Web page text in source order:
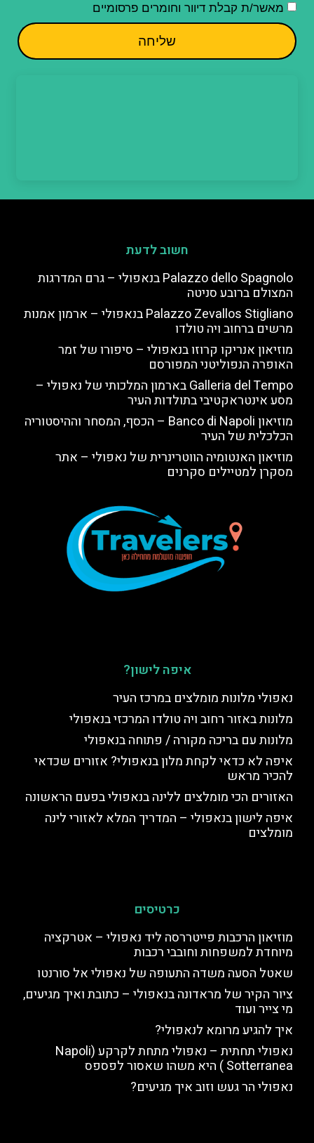
מאשר/ת קבלת דיוור וחומרים פרסומיים
שליחה
חשוב לדעת
Palazzo dello Spagnolo בנאפולי – גרם המדרגות
המצולם ברובע סניטה
Palazzo Zevallos Stigliano בנאפולי – ארמון אמנות
מרשים ברחוב ויה טולדו
מוזיאון אנריקו קרוזו בנאפולי – סיפורו של זמר
האופרה הנפוליטני המפורסם
Galleria del Tempo בארמון המלכותי של נאפולי –
מסע אינטראקטיבי בתולדות העיר
מוזיאון Banco di Napoli – הכסף, המסחר וההיסטוריה
הכלכלית של העיר
מוזיאון האנטומיה הווטרינרית של נאפולי – אתר
מסקרן למטיילים סקרנים
איפה לישון?
נאפולי מלונות מומלצים במרכז העיר
מלונות באזור רחוב ויה טולדו המרכזי בנאפולי
מלונות עם בריכה מקורה / פתוחה בנאפולי
איפה לא כדאי לקחת מלון בנאפולי? אזורים שכדאי
להכיר מראש
האזורים הכי מומלצים ללינה בנאפולי בפעם הראשונה
איפה לישון בנאפולי – המדריך המלא לאזורי לינה
מומלצים
כרטיסים
מוזיאון הרכבות פייטררסה ליד נאפולי – אטרקציה
מיוחדת למשפחות וחובבי רכבות
שאטל הסעה משדה התעופה של נאפולי אל סורנטו
ציור הקיר של מראדונה בנאפולי – כתובת ואיך מגיעים,
מי צייר ועוד
איך להגיע מרומא לנאפולי?
נאפולי תחתית – נאפולי מתחת לקרקע (Napoli
Sotterranea ) היא משהו שאסור לפספס
נאפולי הר געש וזוב איך מגיעים?